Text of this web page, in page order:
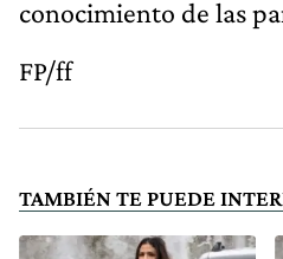
conocimiento de las
FP/ff
TAMBIÉN TE PUEDE